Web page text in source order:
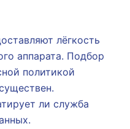
лёгкость
аппарата. Подбор
политикой
ли служба